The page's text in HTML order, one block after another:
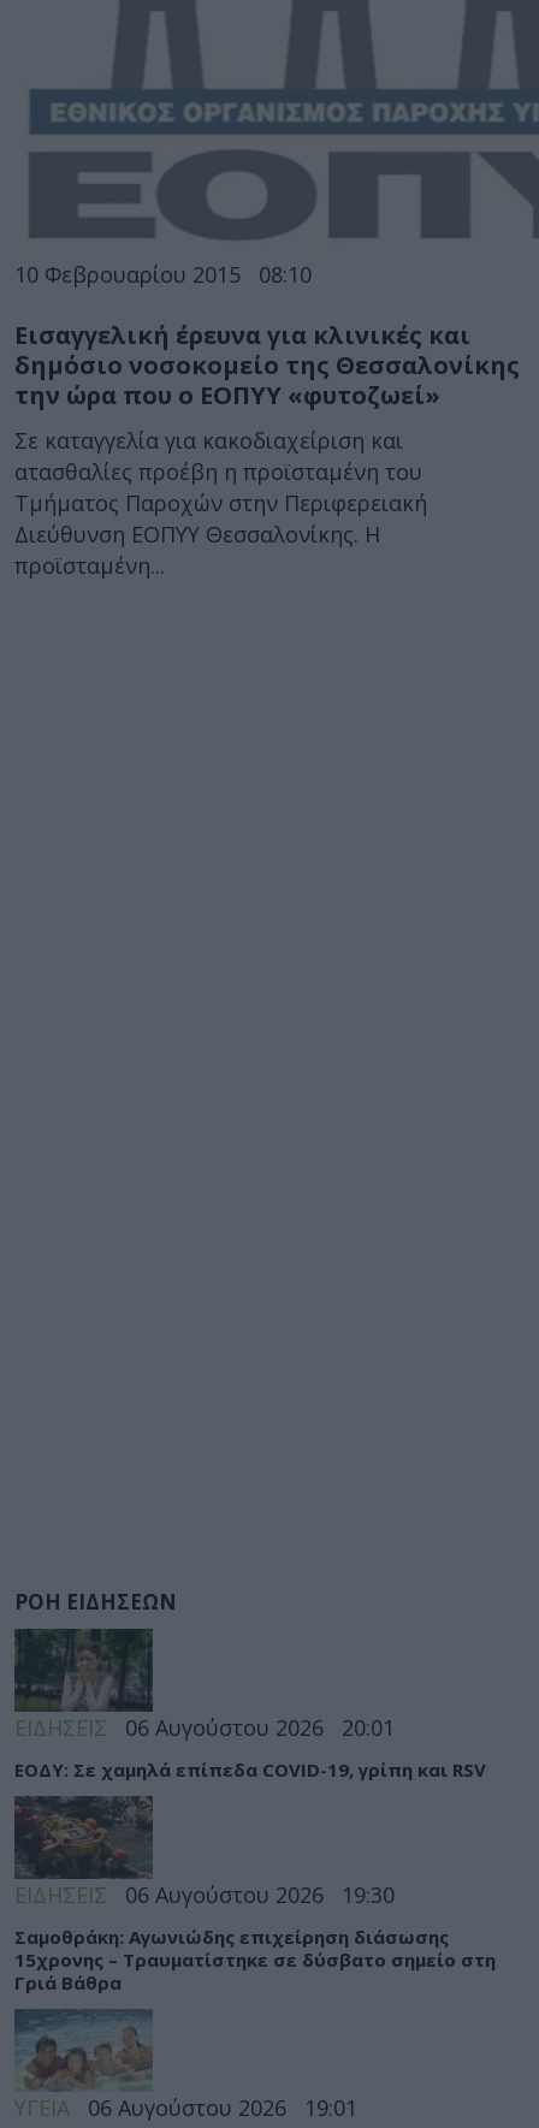
10 Φεβρουαρίου 2015 08:10
Εισαγγελική έρευνα για κλινικές και
δημόσιο νοσοκομείο της Θεσσαλονίκης
την ώρα που ο ΕΟΠΥΥ «φυτοζωεί»
Σε καταγγελία για κακοδιαχείριση και
ατασθαλίες προέβη η προϊσταμένη του
Τμήματος Παροχών στην Περιφερειακή
Διεύθυνση ΕΟΠΥΥ Θεσσαλονίκης. Η
προϊσταμένη...
ΡΟΗ ΕΙΔΗΣΕΩΝ
ΕΙΔΗΣΕΙΣ 06 Αυγούστου 2026 20:01
ΕΟΔΥ: Σε χαμηλά επίπεδα COVID-19, γρίπη και RSV
ΕΙΔΗΣΕΙΣ 06 Αυγούστου 2026 19:30
Σαμοθράκη: Αγωνιώδης επιχείρηση διάσωσης
15χρονης – Τραυματίστηκε σε δύσβατο σημείο στη
Γριά Βάθρα
ΥΓΕΙΑ 06 Αυγούστου 2026 19:01